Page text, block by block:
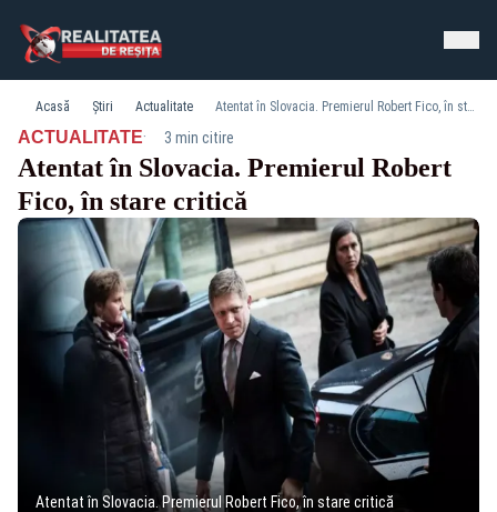
Acasă Știri Actualitate Atentat în Slovacia. Premierul Robert Fico, în stare critică
ACTUALITATE· 3 min citire
Atentat în Slovacia. Premierul Robert
Fico, în stare critică
Atentat în Slovacia. Premierul Robert Fico, în stare critică